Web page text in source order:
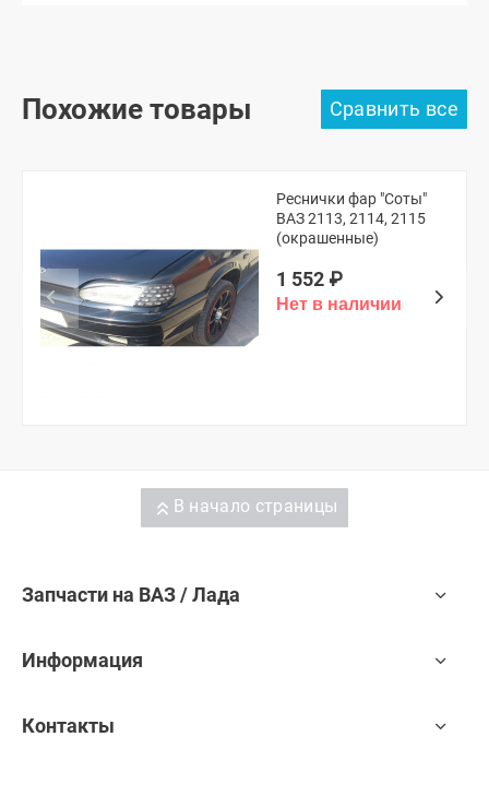
Похожие товары
Реснички фар "Соты"
ВАЗ 2113, 2114, 2115
(окрашенные)
1 552 ₽
В начало страницы
Запчасти на ВАЗ / Лада
Информация
Контакты